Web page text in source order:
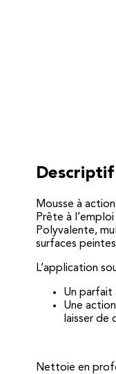
Mousse à
Prête à
Polyvalente,
surfaces
L’application
Un parfait
Une
laisser de
Nettoie en